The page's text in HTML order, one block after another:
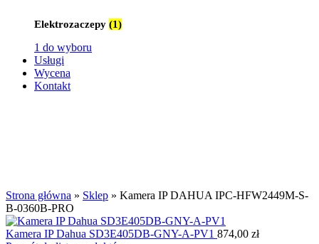
Elektrozaczepy (1)
1 do wyboru
Usługi
Wycena
Kontakt
Strona główna » Sklep » Kamera IP DAHUA IPC-HFW2449M-S-
B-0360B-PRO
Kamera IP Dahua SD3E405DB-GNY-A-PV1 874,00 zł